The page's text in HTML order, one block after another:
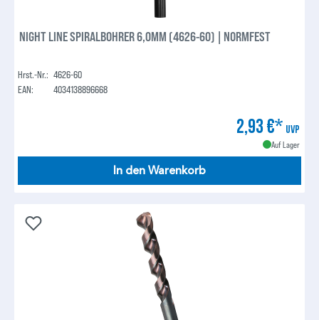
NIGHT LINE SPIRALBOHRER 6,0MM (4626-60) | NORMFEST
Hrst.-Nr.: 4626-60
EAN:
4034138896668
2,93 €* UVP
Auf Lager
In den Warenkorb